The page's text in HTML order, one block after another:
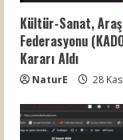
Kültür-Sanat,
Federasyonu
Kararı Aldı
NaturE 28